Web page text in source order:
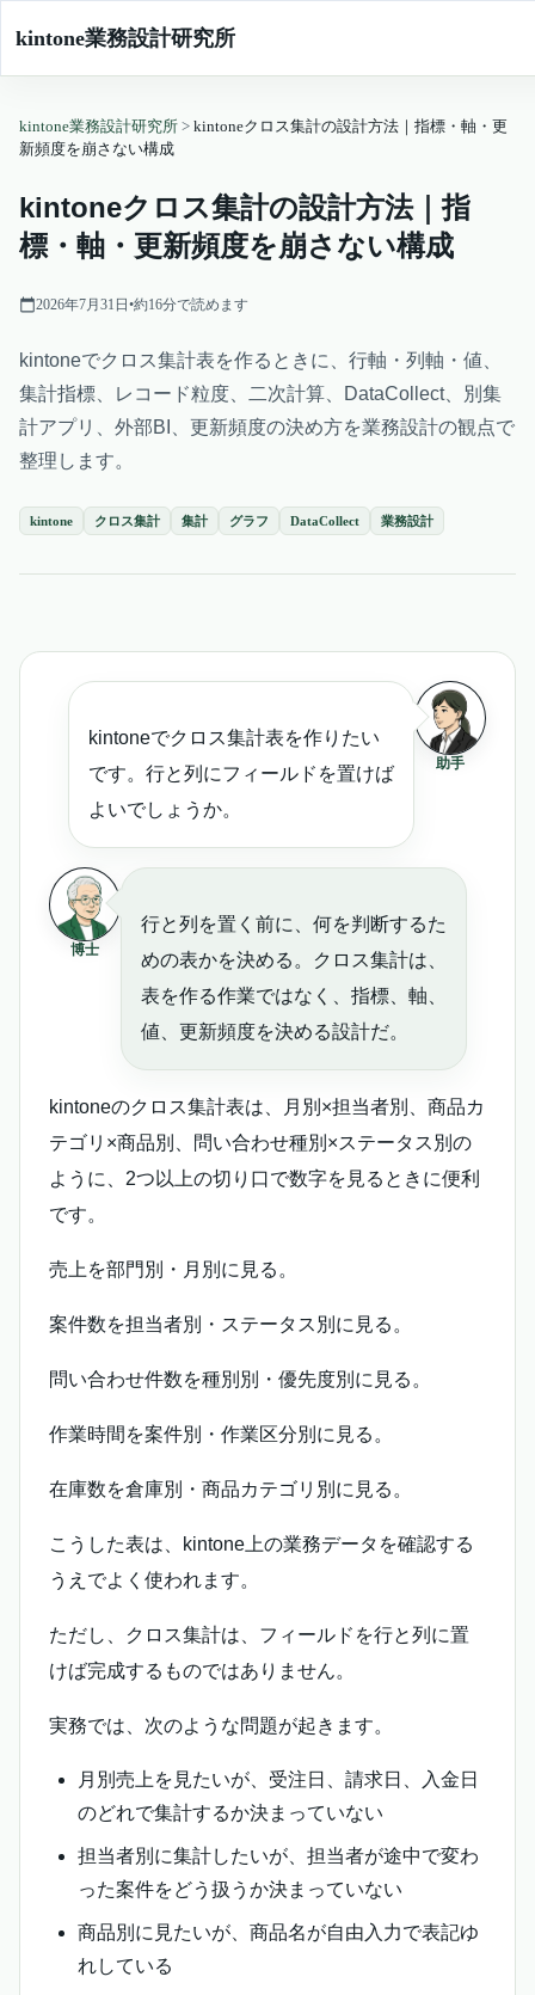
kintone業務設計研究所
kintone業務設計研究所 > kintoneクロス集計の設計方法｜指標・軸・更
新頻度を崩さない構成
kintoneクロス集計の設計方法｜指
標・軸・更新頻度を崩さない構成
2026年7月31日 •約16分で読めます
kintoneでクロス集計表を作るときに、行軸・列軸・値、
集計指標、レコード粒度、二次計算、DataCollect、別集
計アプリ、外部BI、更新頻度の決め方を業務設計の観点で
整理します。
kintone クロス集計 集計 グラフ DataCollect 業務設計
助手
kintoneでクロス集計表を作りたい
です。行と列にフィールドを置けば
よいでしょうか。
博士
行と列を置く前に、何を判断するた
めの表かを決める。クロス集計は、
表を作る作業ではなく、指標、軸、
値、更新頻度を決める設計だ。
kintoneのクロス集計表は、月別×担当者別、商品カ
テゴリ×商品別、問い合わせ種別×ステータス別の
ように、2つ以上の切り口で数字を見るときに便利
です。
売上を部門別・月別に見る。
案件数を担当者別・ステータス別に見る。
問い合わせ件数を種別別・優先度別に見る。
作業時間を案件別・作業区分別に見る。
在庫数を倉庫別・商品カテゴリ別に見る。
こうした表は、kintone上の業務データを確認する
うえでよく使われます。
ただし、クロス集計は、フィールドを行と列に置
けば完成するものではありません。
実務では、次のような問題が起きます。
月別売上を見たいが、受注日、請求日、入金日
のどれで集計するか決まっていない
担当者別に集計したいが、担当者が途中で変わ
った案件をどう扱うか決まっていない
商品別に見たいが、商品名が自由入力で表記ゆ
れしている